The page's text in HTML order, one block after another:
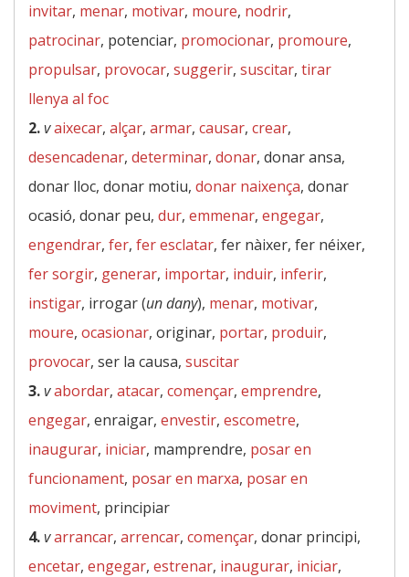
invitar, menar, motivar, moure, nodrir,
patrocinar, potenciar, promocionar, promoure,
propulsar, provocar, suggerir, suscitar, tirar
llenya al foc
2.vaixecar, alçar, armar, causar, crear,
desencadenar, determinar, donar, donar ansa,
donar lloc, donar motiu, donar naixença, donar
ocasió, donar peu, dur, emmenar, engegar,
engendrar, fer, fer esclatar, fer nàixer, fer néixer,
fer sorgir, generar, importar, induir, inferir,
instigar, irrogar (un dany), menar, motivar,
moure, ocasionar, originar, portar, produir,
provocar, ser la causa, suscitar
3.vabordar, atacar, començar, emprendre,
engegar, enraigar, envestir, escometre,
inaugurar, iniciar, mamprendre, posar en
funcionament, posar en marxa, posar en
moviment, principiar
4.varrancar, arrencar, començar, donar principi,
encetar, engegar, estrenar, inaugurar, iniciar,